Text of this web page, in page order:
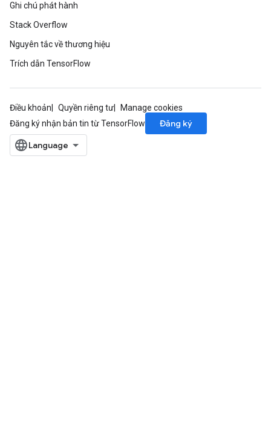
Ghi chú phát hành
Stack Overflow
Nguyên tắc về thương hiệu
Trích dẫn TensorFlow
Điều khoản Quyền riêng tư
Manage cookies
Đăng ký nhận bản tin từ TensorFlow
Đăng ký